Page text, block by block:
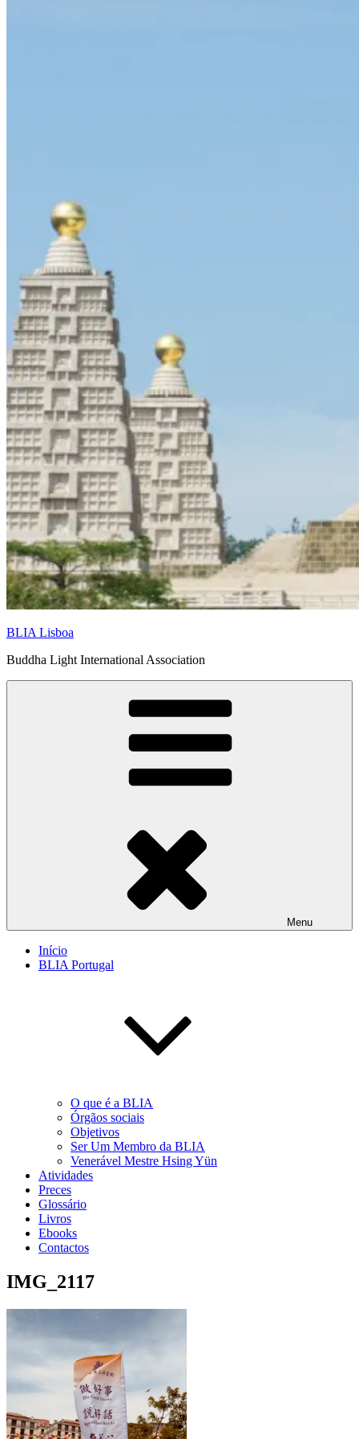
BLIA Lisboa
Buddha Light International Association
Menu
Início
BLIA Portugal
O que é a BLIA
Órgãos sociais
Objetivos
Ser Um Membro da BLIA
Venerável Mestre Hsing Yün
Atividades
Preces
Glossário
Livros
Ebooks
Contactos
IMG_2117